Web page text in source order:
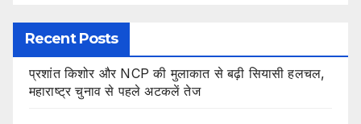
Recent Posts
प्रशांत किशोर और NCP की मुलाकात से बढ़ी सियासी हलचल,
महाराष्ट्र चुनाव से पहले अटकलें तेज